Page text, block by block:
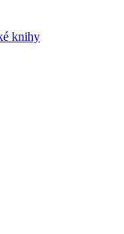
knihy